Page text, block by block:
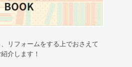
リフォームをする上でおさえて
介します！